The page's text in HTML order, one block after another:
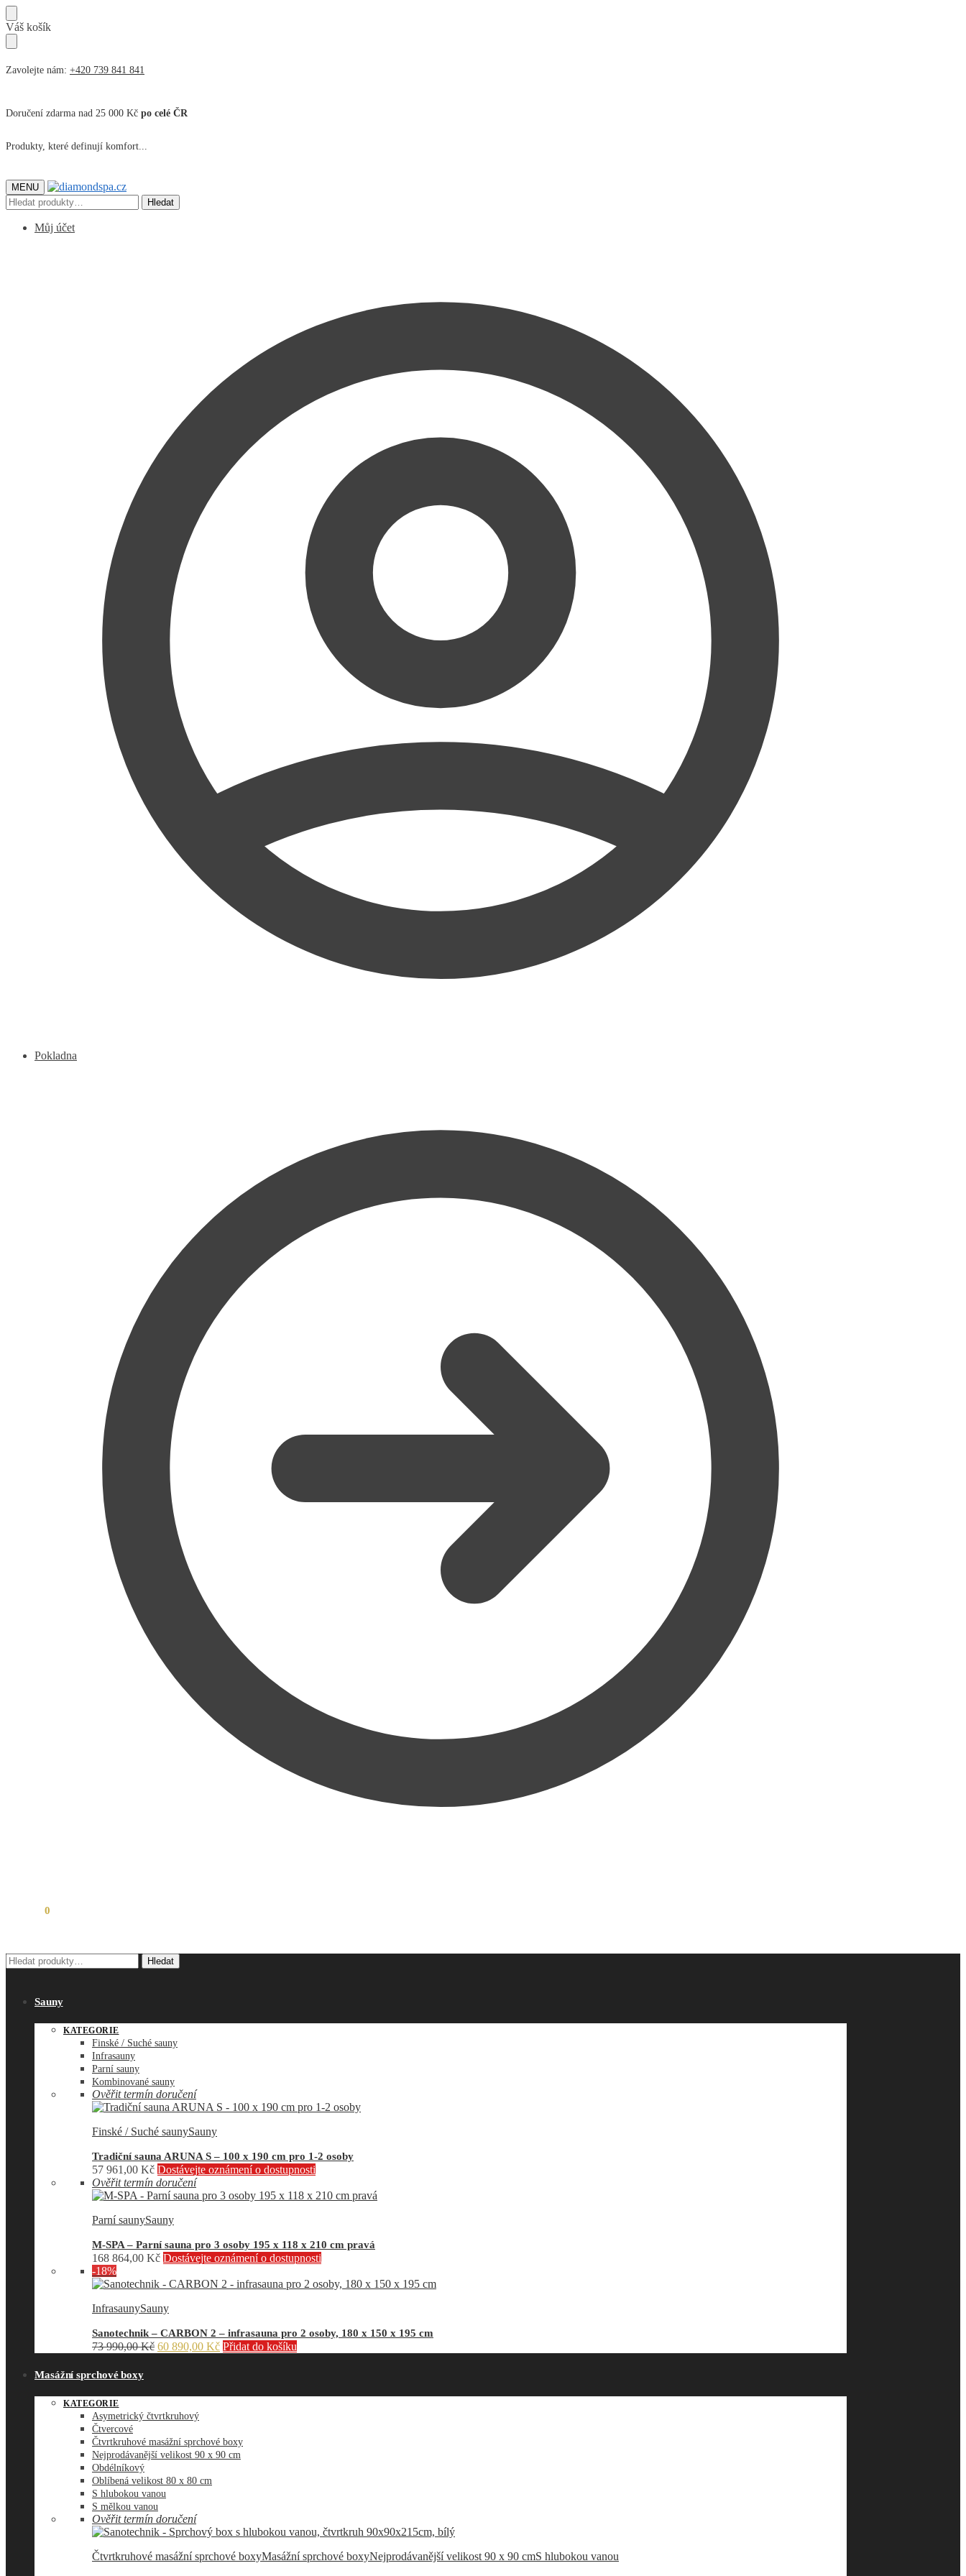
Přeskočit
na
navigaci
Přeskočit
na
obsah
Váš košík
Zavolejte nám: +420 739 841 841
Doručení zdarma nad 25 000 Kč po celé ČR
Produkty, které definují komfort...
MENU
Hledat: Hledat
Můj účet
Pokladna
0
Hledat: Hledat
Sauny
KATEGORIE
Finské / Suché sauny
Infrasauny
Parní sauny
Kombinované sauny
Ověřit termín doručení
Finské / Suché saunySauny
Tradiční sauna ARUNA S – 100 x 190 cm pro 1-2 osoby
57 961,00 Kč Dostávejte oznámení o dostupnosti
Ověřit termín doručení
Parní saunySauny
M-SPA – Parní sauna pro 3 osoby 195 x 118 x 210 cm pravá
168 864,00 Kč Dostávejte oznámení o dostupnosti
-18%
InfrasaunySauny
Sanotechnik – CARBON 2 – infrasauna pro 2 osoby, 180 x 150 x 195 cm
73 990,00Kč Původní
990,00 Kč.
60 890,00 KčAktuální
890,00 Kč.
Přidat do košíku
Masážní sprchové boxy
KATEGORIE
Asymetrický čtvrtkruhový
Čtvercové
Čtvrtkruhové masážní sprchové boxy
Nejprodávanější velikost 90 x 90 cm
Obdélníkový
Oblíbená velikost 80 x 80 cm
S hlubokou vanou
S mělkou vanou
Ověřit termín doručení
Čtvrtkruhové masážní sprchové boxyMasážní sprchové boxyNejprodávanější velikost 90 x 90 cmS hlubokou vanou